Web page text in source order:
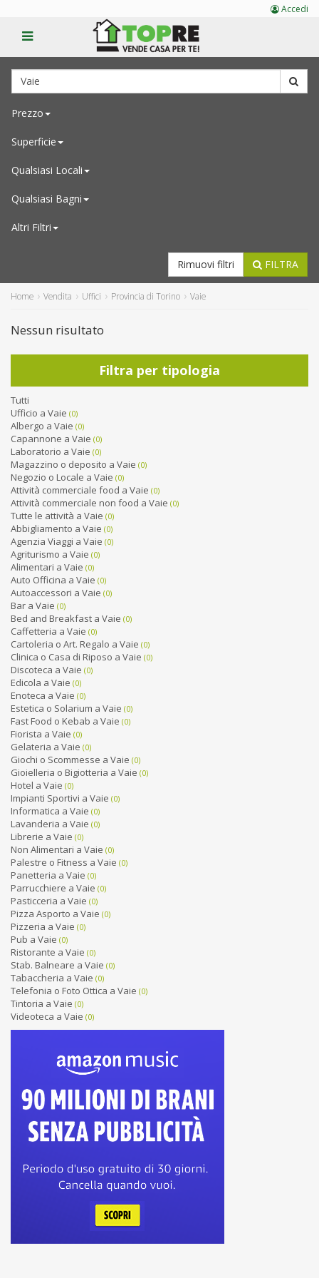
Prezzo
Superficie
Qualsiasi Locali
Qualsiasi Bagni
Altri Filtri
FILTRA
Rimuovi filtri
Home Vendita Uffici Provincia di Torino Vaie
Nessun risultato
Filtra per tipologia
Tutti
Ufficio a Vaie (0)
Albergo a Vaie (0)
Capannone a Vaie (0)
Laboratorio a Vaie (0)
Magazzino o deposito a Vaie (0)
Negozio o Locale a Vaie (0)
Attività commerciale food a Vaie (0)
Attività commerciale non food a Vaie (0)
Tutte le attività a Vaie (0)
Abbigliamento a Vaie (0)
Agenzia Viaggi a Vaie (0)
Agriturismo a Vaie (0)
Alimentari a Vaie (0)
Auto Officina a Vaie (0)
Autoaccessori a Vaie (0)
Bar a Vaie (0)
Bed and Breakfast a Vaie (0)
Caffetteria a Vaie (0)
Cartoleria o Art. Regalo a Vaie (0)
Clinica o Casa di Riposo a Vaie (0)
Discoteca a Vaie (0)
Edicola a Vaie (0)
Enoteca a Vaie (0)
Estetica o Solarium a Vaie (0)
Fast Food o Kebab a Vaie (0)
Fiorista a Vaie (0)
Gelateria a Vaie (0)
Giochi o Scommesse a Vaie (0)
Gioielleria o Bigiotteria a Vaie (0)
Hotel a Vaie (0)
Impianti Sportivi a Vaie (0)
Informatica a Vaie (0)
Lavanderia a Vaie (0)
Librerie a Vaie (0)
Non Alimentari a Vaie (0)
Palestre o Fitness a Vaie (0)
Panetteria a Vaie (0)
Parrucchiere a Vaie (0)
Pasticceria a Vaie (0)
Pizza Asporto a Vaie (0)
Pizzeria a Vaie (0)
Pub a Vaie (0)
Ristorante a Vaie (0)
Stab. Balneare a Vaie (0)
Tabaccheria a Vaie (0)
Telefonia o Foto Ottica a Vaie (0)
Tintoria a Vaie (0)
Videoteca a Vaie (0)
Accedi